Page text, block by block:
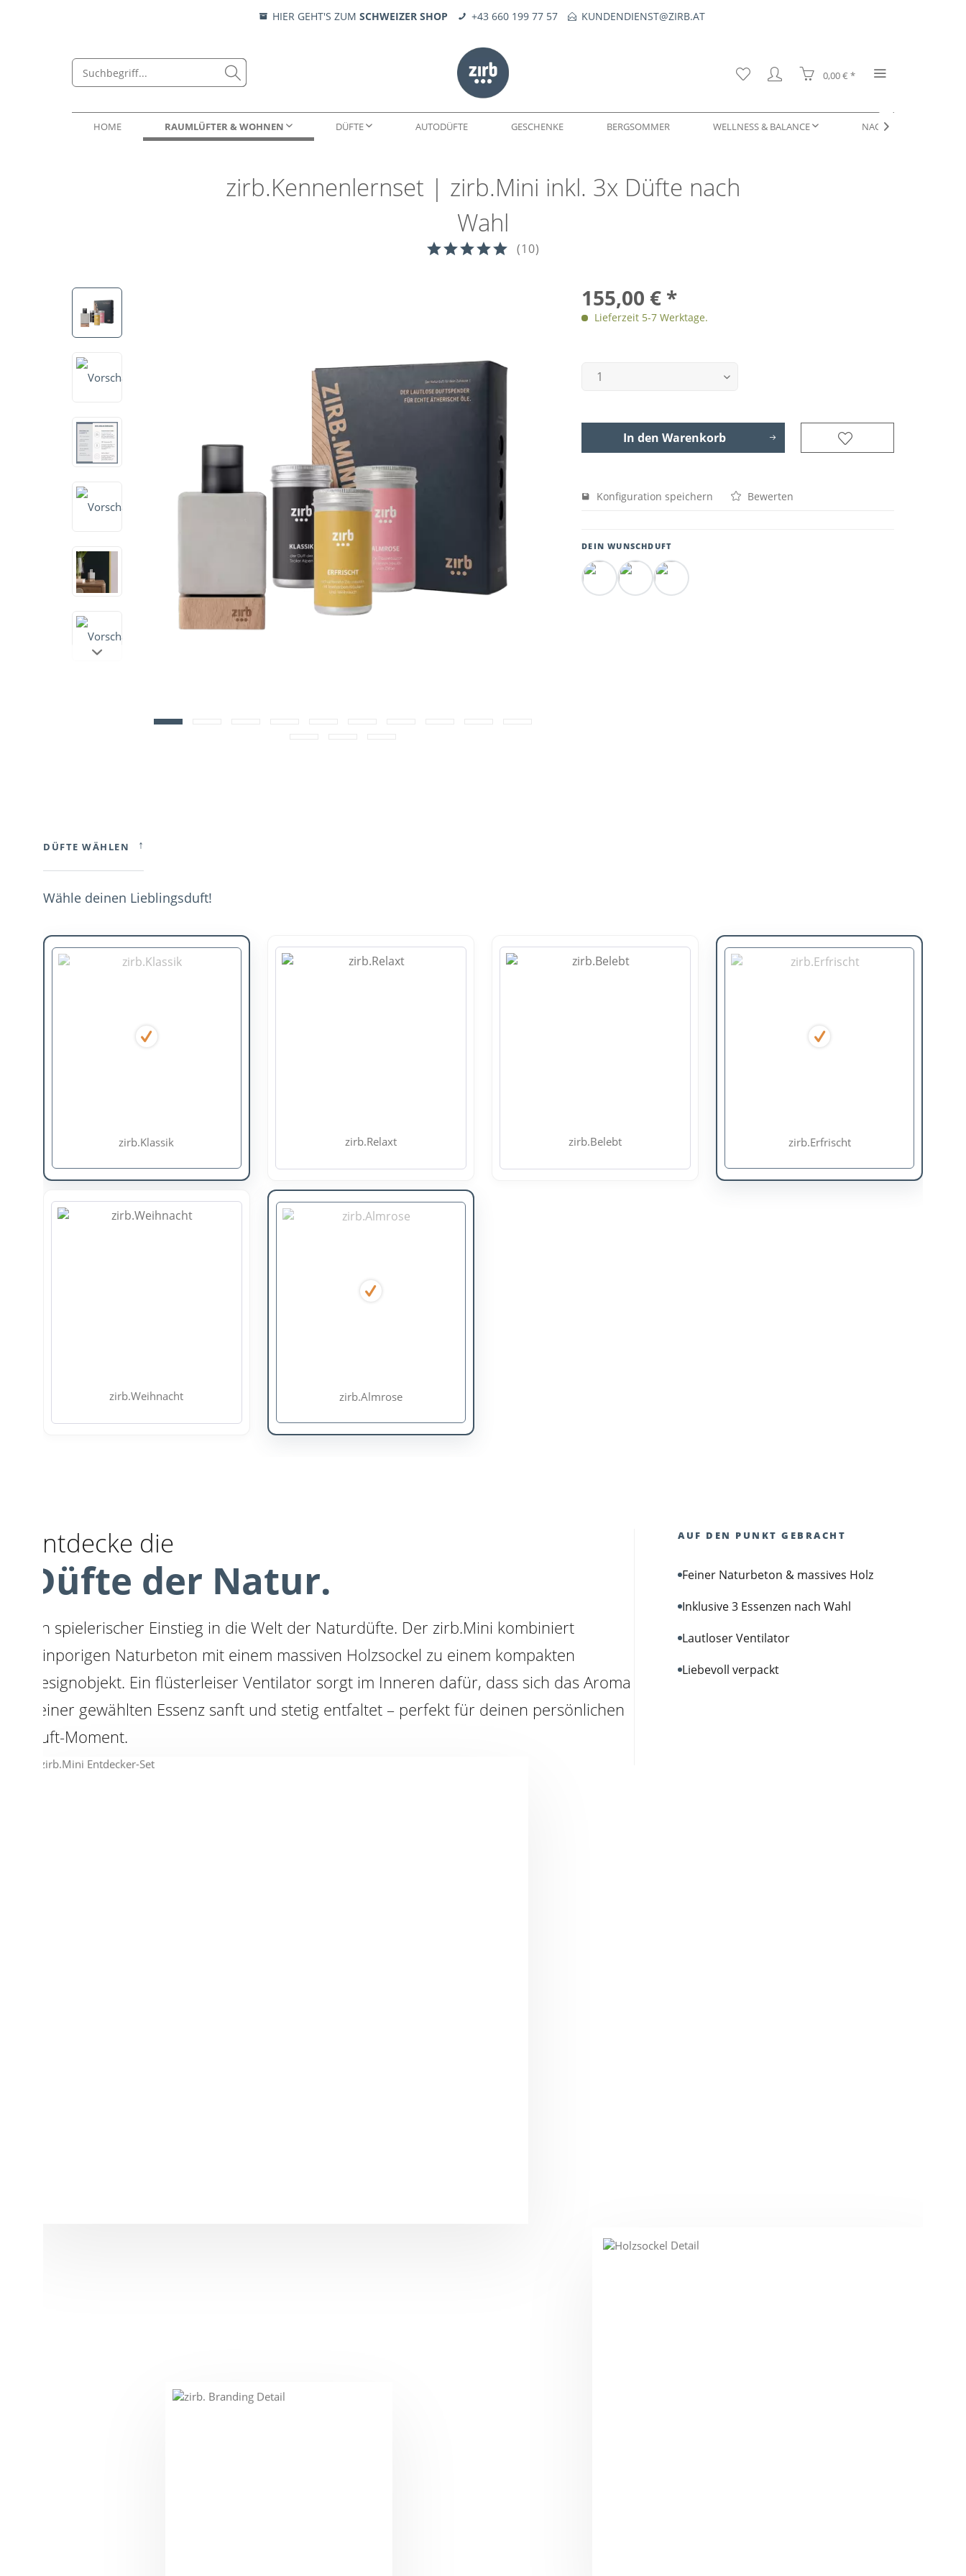
HIER GEHT'S ZUM SCHWEIZER SHOP +43 660 199 77 57 KUNDENDIENST@ZIRB.AT
0,00 € *
HOME RAUMLÜFTER & WOHNEN DÜFTE AUTODÜFTE GESCHENKE BERGSOMMER WELLNESS & BALANCE NACHFÜLLUNGEN &
WOHNWELTEN FEUERERLEBNIS
AUTODÜFTE TROPFÖLE DUFTPROBEN
NATURSEIFE
DUFTKERNE ERSATZTEILE

zirb.Kennenlernset | zirb.Mini inkl. 3x Düfte nach
Wahl
(10)
155,00 € *
Lieferzeit 5-7 Werktage.
In den Warenkorb
Konfiguration speichern Bewerten
DEIN WUNSCHDUFT
DÜFTE WÄHLEN ↓
Wähle deinen Lieblingsduft!
zirb.Klassik zirb.Relaxt zirb.Belebt zirb.Erfrischt
zirb.Weihnacht zirb.Almrose
Entdecke die
Düfte der Natur.
Ein spielerischer Einstieg in die Welt der Naturdüfte. Der zirb.Mini kombiniert
feinporigen Naturbeton mit einem massiven Holzsockel zu einem kompakten
Designobjekt. Ein flüsterleiser Ventilator sorgt im Inneren dafür, dass sich das Aroma
deiner gewählten Essenz sanft und stetig entfaltet – perfekt für deinen persönlichen
Duft-Moment.
AUF DEN PUNKT GEBRACHT
Feiner Naturbeton & massives Holz
Inklusive 3 Essenzen nach Wahl
Lautloser Ventilator
Liebevoll verpackt